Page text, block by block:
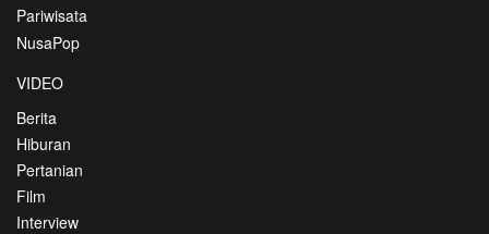
Pariwisata
NusaPop
VIDEO
Berita
Hiburan
Pertanian
Film
Interview